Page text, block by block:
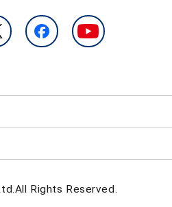
Rights Reserved.